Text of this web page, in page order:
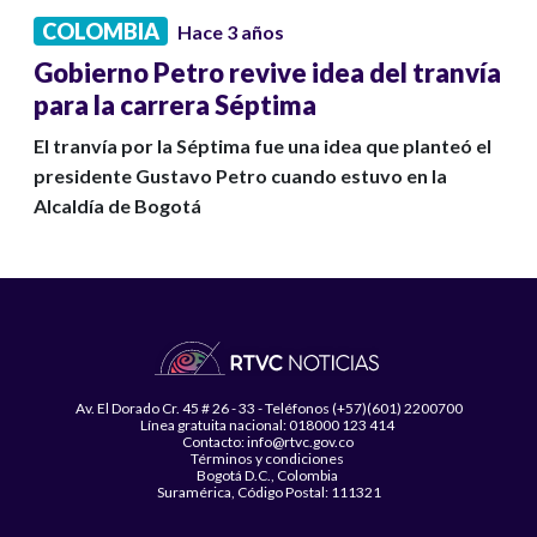
COLOMBIA Hace 3 años
Gobierno Petro revive idea del tranvía
para la carrera Séptima
El tranvía por la Séptima fue una idea que planteó el
presidente Gustavo Petro cuando estuvo en la
Alcaldía de Bogotá
Av. El Dorado Cr. 45 # 26 - 33 - Teléfonos (+57)(601) 2200700
Línea gratuita nacional: 018000 123 414
Contacto: info@rtvc.gov.co
Términos y condiciones
Bogotá D.C., Colombia
Suramérica, Código Postal: 111321